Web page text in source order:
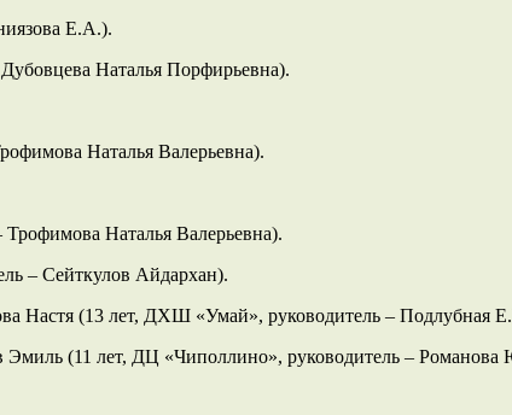
Е.А.).
Наталья Порфирьевна).
Наталья Валерьевна).
Наталья Валерьевна).
– Сейткулов Айдархан).
Настя (13 лет, ДХШ «Умай», руководитель – Подлубная
Эмиль (11 лет, ДЦ «Чиполлино», руководитель –